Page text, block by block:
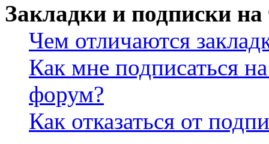
Закладки и подписки
Чем отличаются
Как мне подписаться
форум?
Как отказаться от